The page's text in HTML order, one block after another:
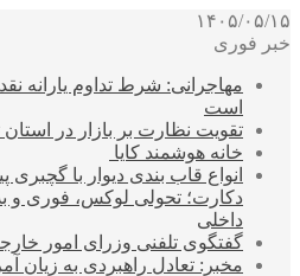
۱۴۰۵/۰۵/۱۵
خبر فوری
مهاجرانی: شرط تداوم یارانه
است
تقویت نظارت بر بازار در استان
خانه هوشمند کایا
انواع قاب بندی دیوار با
دکارت؛ تحولی لوکس، فوری و
داخلی
گفتگوی تلفنی وزرای امور
مخبر: تعادل راهبردی به زیان